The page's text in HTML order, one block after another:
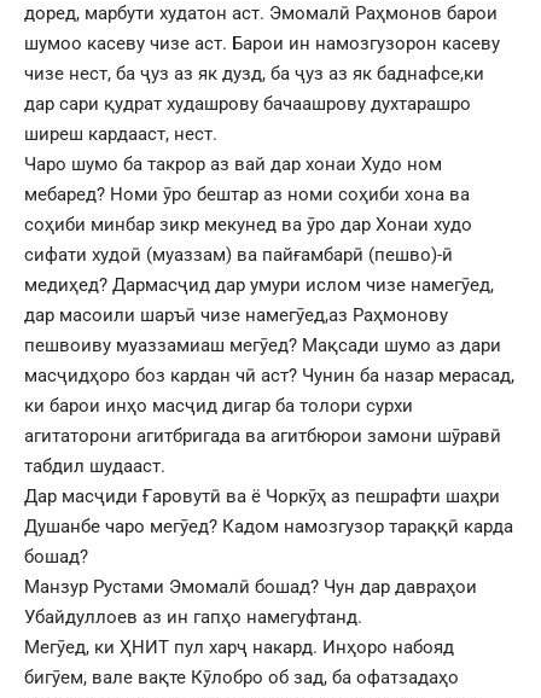
доред, марбути худатон аст. Эмомалӣ Раҳмонов барои
шумоо касеву чизе аст. Барои ин намозгузорон касеву
чизе нест, ба ҷуз аз як дузд, ба ҷуз аз як баднафсе,ки
дар сари қудрат худашрову бачаашрову духтарашро
ширеш кардааст, нест.
Чаро шумо ба такрор аз вай дар хонаи Худо ном
мебаред? Номи ӯро бештар аз номи соҳиби хона ва
соҳиби минбар зикр мекунед ва ӯро дар Хонаи худо
сифати худоӣ (муаззам) ва пайғамбарӣ (пешво)-ӣ
медиҳед? Дармасҷид дар умури ислом чизе намегӯед,
дар масоили шаръӣ чизе намегӯед,аз Раҳмонову
пешвоиву муаззамиаш мегӯед? Мақсади шумо аз дари
масҷидҳоро боз кардан чӣ аст? Чунин ба назар мерасад,
ки барои инҳо масҷид дигар ба толори сурхи
агитаторони агитбригада ва агитбюрои замони шӯравӣ
табдил шудааст.
Дар масҷиди Ғаровутӣ ва ё Чоркӯҳ аз пешрафти шаҳри
Душанбе чаро мегӯед? Кадом намозгузор тараққӣ карда
бошад?
Манзур Рустами Эмомалӣ бошад? Чун дар давраҳои
Убайдуллоев аз ин гапҳо намегуфтанд.
Мегӯед, ки ҲНИТ пул харҷ накард. Инҳоро набояд
бигӯем, вале вақте Кӯлобро об зад, ба офатзадаҳо